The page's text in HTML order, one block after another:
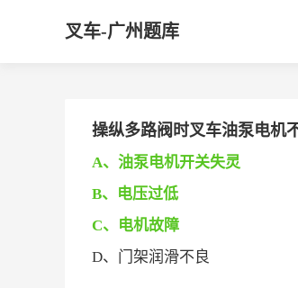
叉车-广州题库
操纵多路阀时叉车油泵电机
A、油泵电机开关失灵
B、电压过低
C、电机故障
D、门架润滑不良